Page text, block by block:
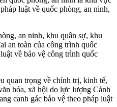
luật về quốc phòng, an ninh,
an ninh, khu quân sự, khu
an toàn của công trình quốc
về bảo vệ công trình quốc
quan trọng về chính trị, kinh tế,
hóa, xã hội do lực lượng Cảnh
canh gác bảo vệ theo pháp luật